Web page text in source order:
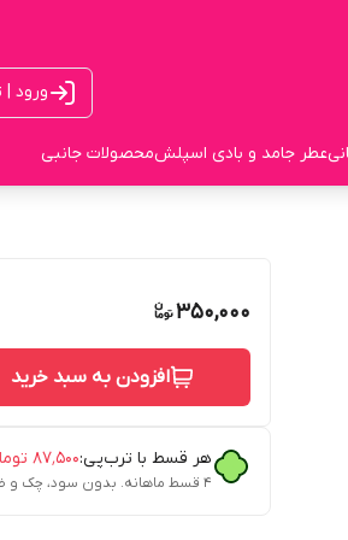
ورود |
عطر جامد و بادی اسپلشمحصولات جانبی
350,000
افزودن به سبد خرید
هر قسط با ترب‌پی:۸۷٬۵۰۰
۴ قسط ماهانه. بدون سود، چک و ضامن.